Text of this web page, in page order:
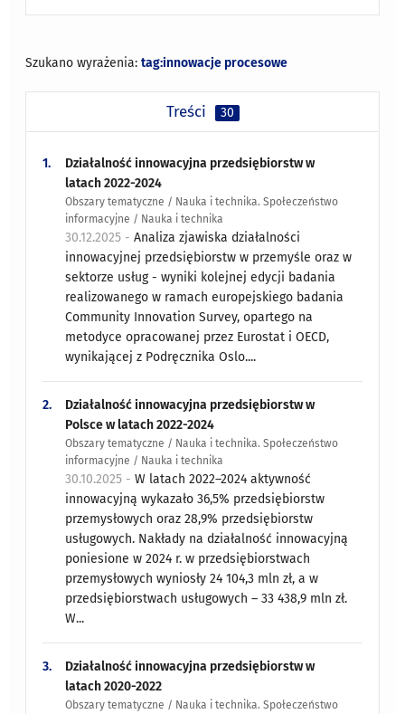
Szukano wyrażenia:tag:innowacje procesowe
Treści 30
1.
Działalność innowacyjna przedsiębiorstw w
latach 2022-2024
Obszary tematyczne / Nauka i technika. Społeczeństwo
informacyjne / Nauka i technika
30.12.2025 -Analiza zjawiska działalności
innowacyjnej przedsiębiorstw w przemyśle oraz w
sektorze usług - wyniki kolejnej edycji badania
realizowanego w ramach europejskiego badania
Community Innovation Survey, opartego na
metodyce opracowanej przez Eurostat i OECD,
wynikającej z Podręcznika Oslo....
2.
Działalność innowacyjna przedsiębiorstw w
Polsce w latach 2022-2024
Obszary tematyczne / Nauka i technika. Społeczeństwo
informacyjne / Nauka i technika
30.10.2025 -W latach 2022–2024 aktywność
innowacyjną wykazało 36,5% przedsiębiorstw
przemysłowych oraz 28,9% przedsiębiorstw
usługowych. Nakłady na działalność innowacyjną
poniesione w 2024 r. w przedsiębiorstwach
przemysłowych wyniosły 24 104,3 mln zł, a w
przedsiębiorstwach usługowych – 33 438,9 mln zł.
W...
3.
Działalność innowacyjna przedsiębiorstw w
latach 2020-2022
Obszary tematyczne / Nauka i technika. Społeczeństwo